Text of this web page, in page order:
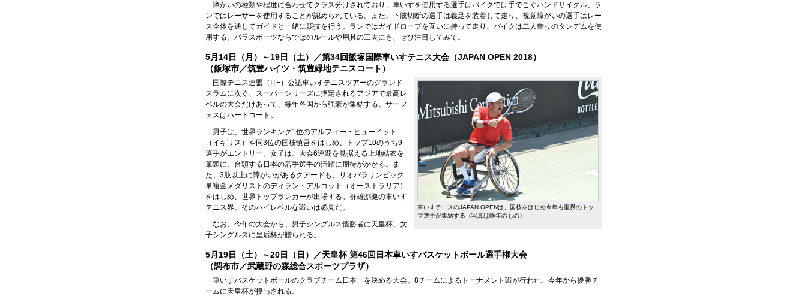
障がいの種類や程度に合わせてクラス分けされており、車いすを使用する選手はバイクでは手でこぐハンドサイクル、ラ
ンではレーサーを使用することが認められている。また、下肢切断の選手は義足を装着して走り、視覚障がいの選手はレー
ス全体を通してガイドと一緒に競技を行う。ランではガイドロープを互いに持って走り、バイクは二人乗りのタンデムを使
用する。パラスポーツならではのルールや用具の工夫にも、ぜひ注目してみて。
5月14日（月）～19日（土）／第34回飯塚国際車いすテニス大会（JAPAN OPEN 2018）
（飯塚市／筑豊ハイツ・筑豊緑地テニスコート）
車いすテニスのJAPAN OPENは、国枝をはじめ今年も世界のトッ
プ選手が集結する（写真は昨年のもの）
国際テニス連盟（ITF）公認車いすテニスツアーのグランド
スラムに次ぐ、スーパーシリーズに指定されるアジアで最高レ
ベルの大会だけあって、毎年各国から強豪が集結する。サーフ
ェスはハードコート。
男子は、世界ランキング1位のアルフィー・ヒューイット
（イギリス）や同3位の国枝慎吾をはじめ、トップ10のうち9
選手がエントリー。女子は、大会6連覇を見据える上地結衣を
筆頭に、台頭する日本の若手選手の活躍に期待がかかる。ま
た、3肢以上に障がいがあるクアードも、リオパラリンピック
単複金メダリストのディラン・アルコット（オーストラリア）
をはじめ、世界トップランカーが出場する。群雄割拠の車いす
テニス界。そのハイレベルな戦いは必見だ。
なお、今年の大会から、男子シングルス優勝者に天皇杯、女
子シングルスに皇后杯が贈られる。
5月19日（土）～20日（日）／天皇杯 第46回日本車いすバスケットボール選手権大会
（調布市／武蔵野の森総合スポーツプラザ）
車いすバスケットボールのクラブチーム日本一を決める大会。8チームによるトーナメント戦が行われ、今年から優勝チ
ームに天皇杯が授与される。